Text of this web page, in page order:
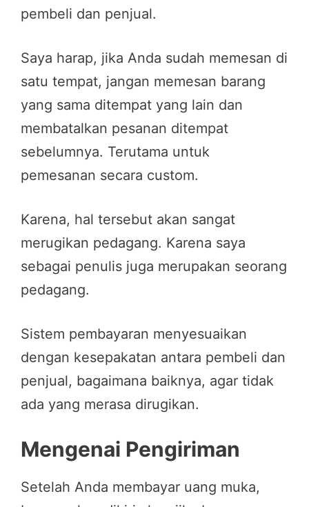
pembeli dan penjual.
Saya harap, jika Anda sudah memesan di
satu tempat, jangan memesan barang
yang sama ditempat yang lain dan
membatalkan pesanan ditempat
sebelumnya. Terutama untuk
pemesanan secara custom.
Karena, hal tersebut akan sangat
merugikan pedagang. Karena saya
sebagai penulis juga merupakan seorang
pedagang.
Sistem pembayaran menyesuaikan
dengan kesepakatan antara pembeli dan
penjual, bagaimana baiknya, agar tidak
ada yang merasa dirugikan.
Mengenai Pengiriman
Setelah Anda membayar uang muka,